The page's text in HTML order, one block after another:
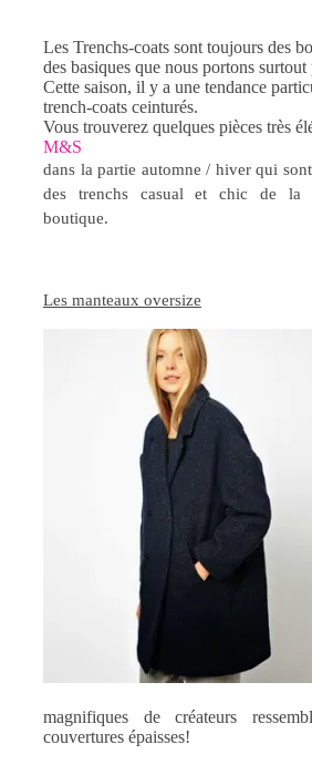
Les Trenchs-coats sont toujours des
des basiques que nous portons
Cette saison, il y a une tendance
trench-coats ceinturés.
Vous trouverez quelques pièces très
M&S
dans la partie automne / hiver qui
des trenchs casual et chic de la
boutique.
Les manteaux oversize
magnifiques de créateurs
couvertures épaisses!